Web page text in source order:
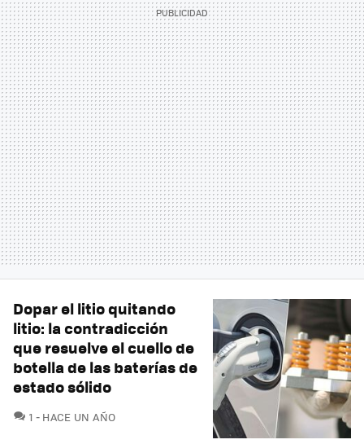
Dopar el litio quitando
litio: la contradicción
que resuelve el cuello de
botella de las baterías de
estado sólido
1 COMENTARIOS
HACE UN AÑO